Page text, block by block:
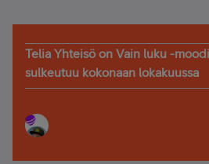
Telia Yhteisö on Vain luku -
sulkeutuu kokonaan lokakuussa